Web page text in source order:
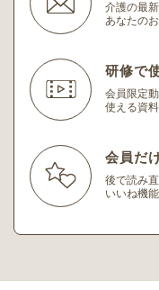
介護の最
あなたの
研修で
会員限定
使える資
会員だ
後で読み
いいね機